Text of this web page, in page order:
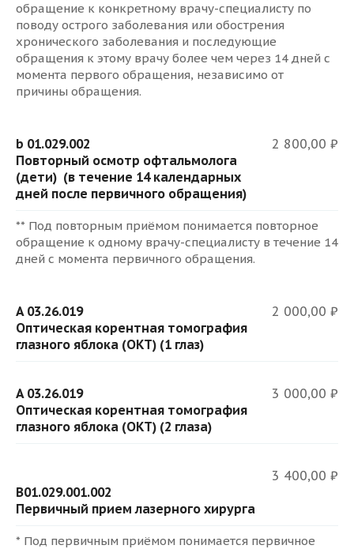
обращение к конкретному врачу-специалисту по
поводу острого заболевания или обострения
хронического заболевания и последующие
обращения к этому врачу более чем через 14 дней с
момента первого обращения, независимо от
причины обращения.
b 01.029.002
Повторный осмотр офтальмолога
(дети) (в течение 14 календарных
дней после первичного обращения)
2 800,00 ₽
** Под повторным приёмом понимается повторное
обращение к одному врачу-специалисту в течение 14
дней с момента первичного обращения.
A 03.26.019
Оптическая корентная томография
глазного яблока (ОКТ) (1 глаз)
2 000,00 ₽
A 03.26.019
Оптическая корентная томография
глазного яблока (ОКТ) (2 глаза)
3 000,00 ₽
B01.029.001.002
Первичный прием лазерного хирурга
3 400,00 ₽
* Под первичным приёмом понимается первичное